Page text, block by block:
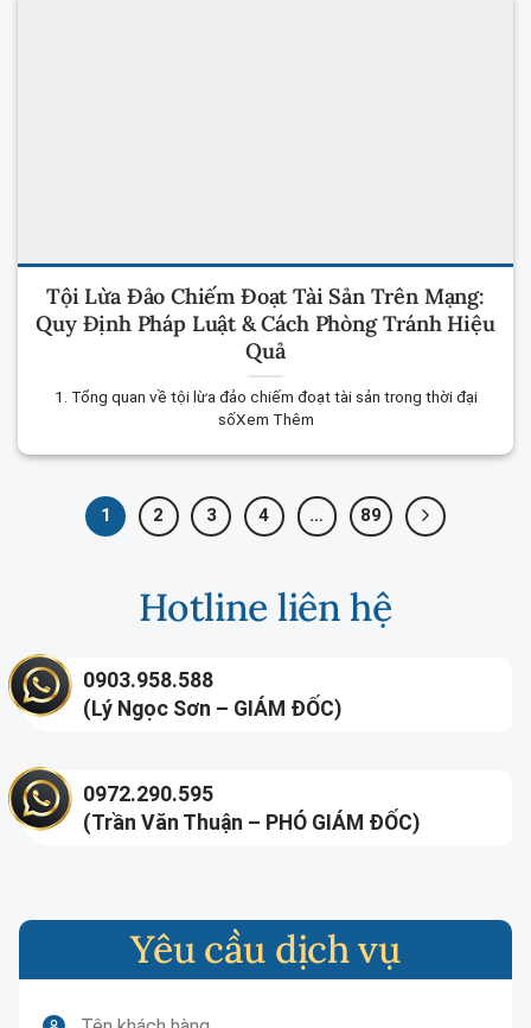
Tội Lừa Đảo Chiếm Đoạt Tài Sản Trên Mạng:
Quy Định Pháp Luật & Cách Phòng Tránh Hiệu
Quả
1. Tổng quan về tội lừa đảo chiếm đoạt tài sản trong thời đại
sốXem Thêm
1 2 3 4 … 89
Hotline liên hệ
0903.958.588
(Lý Ngọc Sơn – GIÁM ĐỐC)
0972.290.595
(Trần Văn Thuận – PHÓ GIÁM ĐỐC)
Yêu cầu dịch vụ